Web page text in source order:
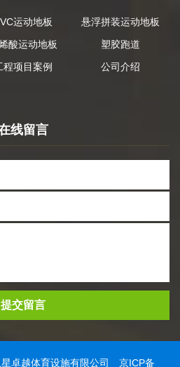
运动地板
悬浮拼装运动地板
酸运动地板
塑胶跑道
程项目案例
公司介绍
线留言
提交留言
卓越体育设施有限公司 京ICP备